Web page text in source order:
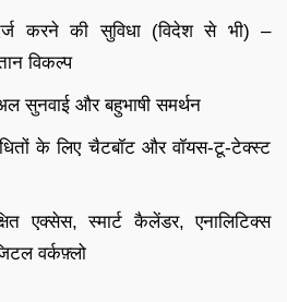
करने की सुविधा (विदेश से भी) –
विकल्प
सुनवाई और बहुभाषी समर्थन
के लिए चैटबॉट और वॉयस-टू-टेक्स्ट
एक्सेस, स्मार्ट कैलेंडर, एनालिटिक्स
वर्कफ़्लो